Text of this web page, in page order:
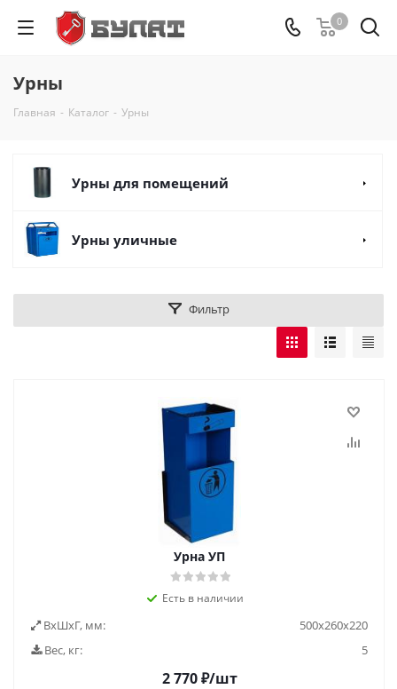
0
Урны
Главная - Каталог - Урны
Урны для помещений
Урны уличные
Фильтр
Урна УП
Есть в наличии
ВxШxГ, мм:
500х260х220
Вес, кг:
5
2 770₽/шт